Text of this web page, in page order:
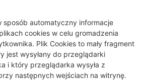
sposób automatyczny informacje
cookies w celu gromadzenia
Plik Cookies to mały fragment
jest wysyłany do przeglądarki
i który przeglądarka wysyła z
następnych wejściach na witrynę.